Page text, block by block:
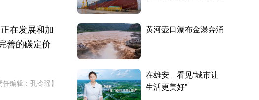
在发展和加
善的碳定价
任编辑：孔令瑶】